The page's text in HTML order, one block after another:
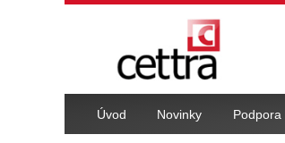
Navigace
Úvod Novinky Podpora